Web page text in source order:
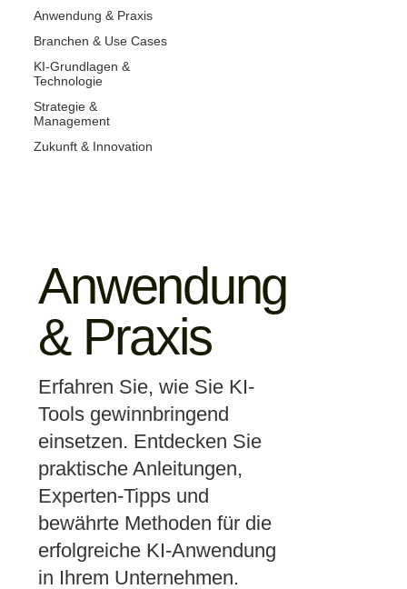
Anwendung & Praxis
Branchen & Use Cases
KI-Grundlagen &
Technologie
Strategie &
Management
Zukunft & Innovation
Anwendung
& Praxis
Erfahren Sie, wie Sie KI-
Tools gewinnbringend
einsetzen. Entdecken Sie
praktische Anleitungen,
Experten-Tipps und
bewährte Methoden für die
erfolgreiche KI-Anwendung
in Ihrem Unternehmen.